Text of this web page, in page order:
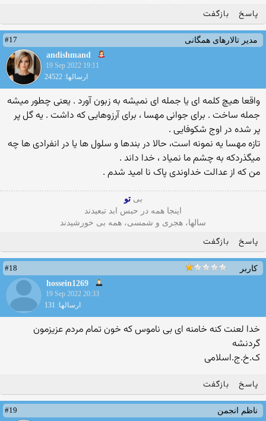
پاسخ بازگفت
مدیر تالارهای همگانی
#17
andishmand
19 Sep 2022 19:11
ارسالها: 24522
واقعا هیچ کلمه ای یا جمله ای نمیشه به زبون آورد . یعنی چطور میشه
جمله ساخت . برای جوانی مهسا ، برای آرزوهایی که داشت . یه گل پر
پر شده در اوج شکوفایی .
تازه مهسا یه نمونه است، حالا در بندها و سلول ها یا در انفرادی ها چه
میگذردکه به چشم ما نمیاد ، خدا داند .
من که از عدالت خداوندی پاک نا امید شدم .
بی تو
اینجا همه در حبس ابد تبعیدند
سالها، هجری و شمسی، همه بی خورشیدند
پاسخ بازگفت
کاربر
#18
hossein1269
19 Sep 2022 20:33
ارسالها: 131
خدا لعنت کنه خامنه ای بی ناموس که خون تمام مردم عزیزمون
گردنشه
ک.خ.ج.اسلامی
پاسخ بازگفت
ناظم انجمن
#19